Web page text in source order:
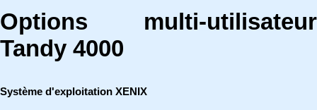
Options multi-utilisateur
Tandy 4000
Système d'exploitation XENIX